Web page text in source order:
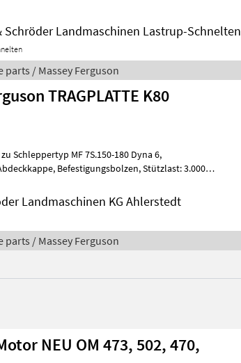
Schröder Landmaschinen Lastrup-Schnelten
parts / Massey Ferguson
TRAGPLATTE K80
zu Schleppertyp MF 7S.150-180 Dyna 6,
Landmaschinen KG Ahlerstedt
parts / Massey Ferguson
NEU OM 473, 502, 470,